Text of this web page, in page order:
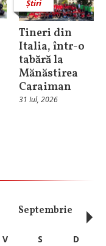
Știri
Tineri din
Italia, într-o
tabără la
Mănăstirea
Caraiman
31 Iul, 2026
Septembrie
V S
D